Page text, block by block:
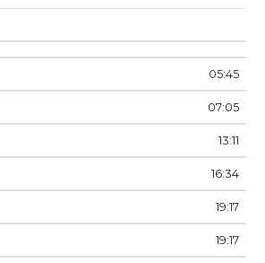
05:45
07:05
13:11
16:34
19:17
19:17